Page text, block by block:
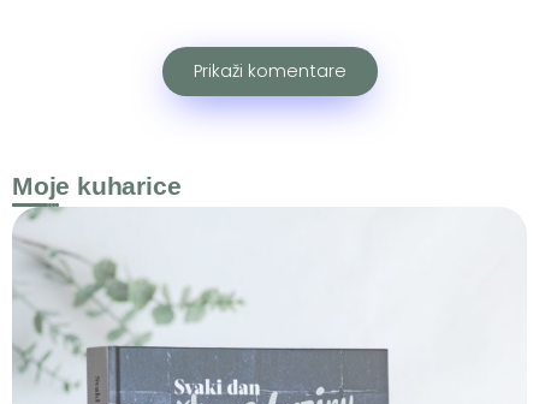
Prikaži komentare
Moje kuharice